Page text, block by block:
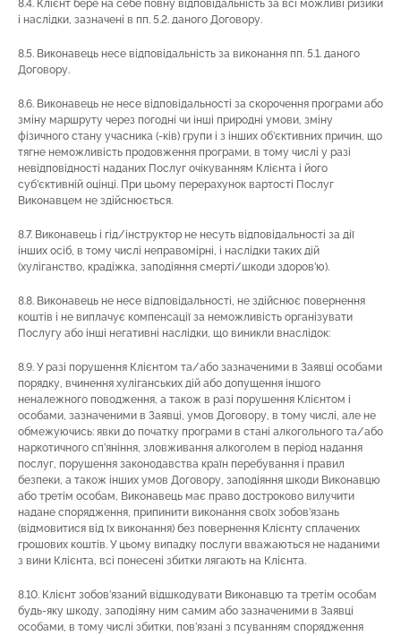
8.4. Клієнт бере на себе повну відповідальність за всі можливі ризики
і наслідки, зазначені в пп. 5.2. даного Договору.
8.5. Виконавець несе відповідальність за виконання пп. 5.1. даного
Договору.
8.6. Виконавець не несе відповідальності за скорочення програми або
зміну маршруту через погодні чи інші природні умови, зміну
фізичного стану учасника (-ків) групи і з інших об’єктивних причин, що
тягне неможливість продовження програми, в тому числі у разі
невідповідності наданих Послуг очікуванням Клієнта і його
суб’єктивній оцінці. При цьому перерахунок вартості Послуг
Виконавцем не здійснюється.
8.7. Виконавець і гід/інструктор не несуть відповідальності за дії
інших осіб, в тому числі неправомірні, і наслідки таких дій
(хуліганство, крадіжка, заподіяння смерті/шкоди здоров’ю).
8.8. Виконавець не несе відповідальності, не здійснює повернення
коштів і не виплачує компенсації за неможливість організувати
Послугу або інші негативні наслідки, що виникли внаслідок:
8.9. У разі порушення Клієнтом та/або зазначеними в Заявці особами
порядку, вчинення хуліганських дій або допущення іншого
неналежного поводження, а також в разі порушення Клієнтом і
особами, зазначеними в Заявці, умов Договору, в тому числі, але не
обмежуючись: явки до початку програми в стані алкогольного та/або
наркотичного сп’яніння, зловживання алкоголем в період надання
послуг, порушення законодавства країн перебування і правил
безпеки, а також інших умов Договору, заподіяння шкоди Виконавцю
або третім особам, Виконавець має право достроково вилучити
надане спорядження, припинити виконання своїх зобов’язань
(відмовитися від їх виконання) без повернення Клієнту сплачених
грошових коштів. У цьому випадку послуги вважаються не наданими
з вини Клієнта, всі понесені збитки лягають на Клієнта.
8.10. Клієнт зобов’язаний відшкодувати Виконавцю та третім особам
будь-яку шкоду, заподіяну ним самим або зазначеними в Заявці
особами, в тому числі збитки, пов’язані з псуванням спорядження